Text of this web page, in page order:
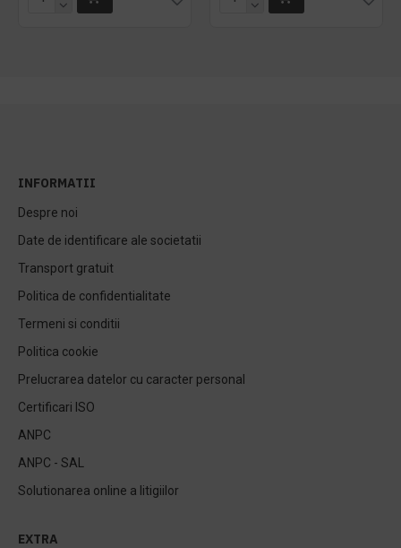
INFORMATII
Despre noi
Date de identificare ale societatii
Transport gratuit
Politica de confidentialitate
Termeni si conditii
Politica cookie
Prelucrarea datelor cu caracter personal
Certificari ISO
ANPC
ANPC - SAL
Solutionarea online a litigiilor
EXTRA